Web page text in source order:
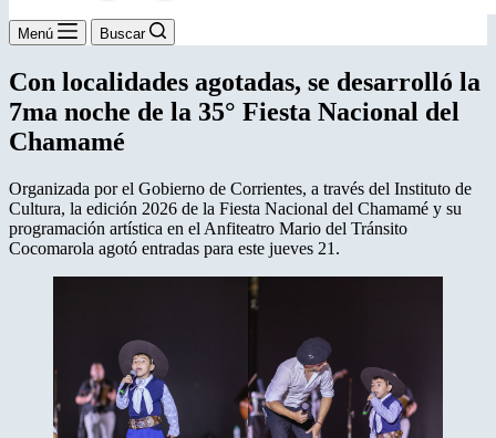
Menú Buscar
Con localidades agotadas, se desarrolló la
7ma noche de la 35° Fiesta Nacional del
Chamamé
Organizada por el Gobierno de Corrientes, a través del Instituto de
Cultura, la edición 2026 de la Fiesta Nacional del Chamamé y su
programación artística en el Anfiteatro Mario del Tránsito
Cocomarola agotó entradas para este jueves 21.